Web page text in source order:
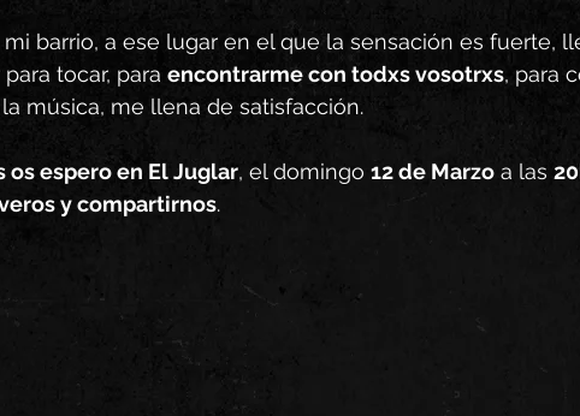
mi barrio, a ese lugar en el que la sensación es fuerte,
tocar, para encontrarme con todxs vosotrxs, para
música, me llena de satisfacción.
os espero en El Juglar, el domingo 12 de Marzo a las
y compartirnos.